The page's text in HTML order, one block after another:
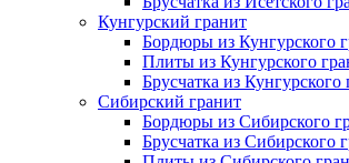
Кунгурский гранит
Бордюры из Кунгурского
Плиты из Кунгурского
Брусчатка из Кунгурского
Сибирский гранит
Бордюры из Сибирского
Брусчатка из Сибирского